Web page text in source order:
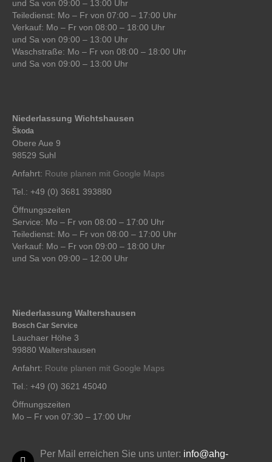
und Sa von 09:00 – 13:00 Uhr
Teiledienst: Mo – Fr von 07:00 – 17:00 Uhr
Verkauf: Mo – Fr von 08:00 – 18:00 Uhr
und Sa von 09:00 – 13:00 Uhr
Waschstraße: Mo – Fr von 08:00 – 18:00 Uhr
und Sa von 09:00 – 13:00 Uhr
Niederlassung Wichtshausen
Škoda
Obere Aue 9
98529 Suhl
Anfahrt: Route planen mit Google Maps
Tel.: +49 (0) 3681 393880
Öffnungszeiten
Service: Mo – Fr von 08:00 – 17:00 Uhr
Teiledienst: Mo – Fr von 08:00 – 17:00 Uhr
Verkauf: Mo – Fr von 09:00 – 18:00 Uhr
und Sa von 09:00 – 12:00 Uhr
Niederlassung Waltershausen
Bosch Car Service
Lauchaer Höhe 3
99880 Waltershausen
Anfahrt: Route planen mit Google Maps
Tel.: +49 (0) 3621 45040
Öffnungszeiten
Mo – Fr von 07:30 – 17:00 Uhr
Per Mail erreichen Sie uns unter: info@ahg-